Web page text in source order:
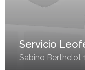
Servicio
Sabino Berthelot